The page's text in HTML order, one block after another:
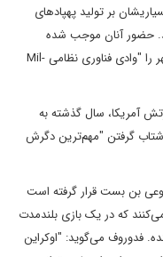
بر تولید پهپادهای
حضور آنان موجب شده
جوانان اوکراینی برخی از فضاهای کاری شلوغ شهر را "وادی فناوری نظامی Mil-
آمریکا، سال گذشته به
شتاب گرفتن "مهم‌ترین دگرش
بن بست قرار گرفته است
که در یک بازی بلندمدت
فدوروف می‌گوید: "اوکراین